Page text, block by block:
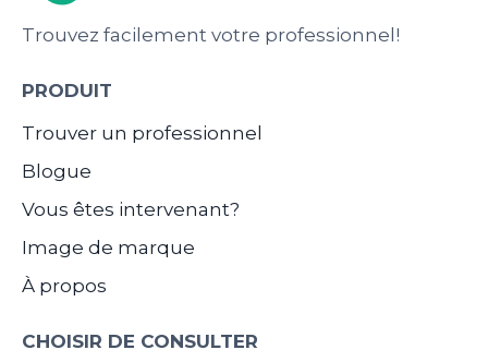
Trouvez facilement votre professionnel!
PRODUIT
Trouver un professionnel
Blogue
Vous êtes intervenant?
Image de marque
À propos
CHOISIR DE CONSULTER